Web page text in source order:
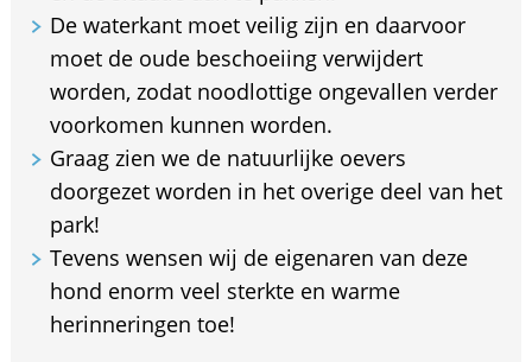
De waterkant moet veilig zijn en daarvoor
moet de oude beschoeiing verwijdert
worden, zodat noodlottige ongevallen verder
voorkomen kunnen worden.
Graag zien we de natuurlijke oevers
doorgezet worden in het overige deel van het
park!
Tevens wensen wij de eigenaren van deze
hond enorm veel sterkte en warme
herinneringen toe!